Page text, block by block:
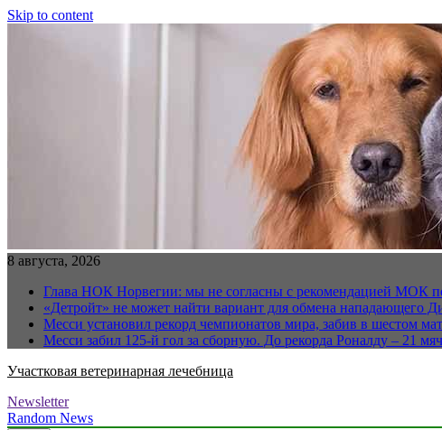
Skip to content
8 августа, 2026
Глава НОК Норвегии: мы не согласны с рекомендацией МОК
«Детройт» не может найти вариант для обмена нападающего
Месси установил рекорд чемпионатов мира, забив в шестом
Месси забил 125-й гол за сборную. До рекорда Роналду – 21 мяч
Участковая ветеринарная лечебница
Newsletter
Random News